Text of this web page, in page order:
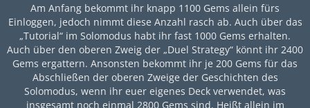
Am Anfang bekommt ihr knapp 1100 Gems allein fürs
Einloggen, jedoch nimmt diese Anzahl rasch ab. Auch über das
„Tutorial“ im Solomodus habt ihr fast 1000 Gems erhalten.
Auch über den oberen Zweig der „Duel Strategy“ könnt ihr 2400
Gems ergattern. Ansonsten bekommt ihr je 200 Gems für das
Abschließen der oberen Zweige der Geschichten des
Solomodus, wenn ihr euer eigenes Deck verwendet, was
insgesamt noch einmal 2800 Gems sind. Heißt allein im